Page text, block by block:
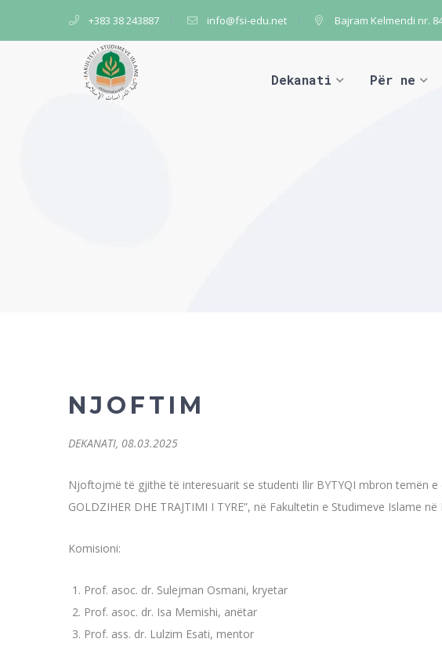
+383 38 243887 info@fsi-edu.net Bajram Kelmendi nr.
Dekanati Për ne
N J O F T I M
DEKANATI, 08.03.2025
Njoftojmë të gjithë të interesuarit se studenti Ilir BYTYQI mbron temën e
GOLDZIHER DHE TRAJTIMI I TYRE”, në Fakultetin e Studimeve Islame
Komisioni:
Prof. asoc. dr. Sulejman Osmani, kryetar
Prof. asoc. dr. Isa Memishi, anëtar
Prof. ass. dr. Lulzim Esati, mentor